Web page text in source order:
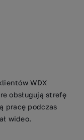
WDX
obsługują strefę
pracę podczas
wideo.